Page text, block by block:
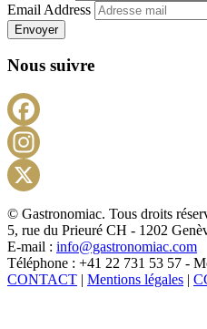
Email Address
Envoyer
Nous suivre
© Gastronomiac. Tous droits
5, rue du Prieuré CH - 1202
E-mail : info@gastronomiac.com
Téléphone : +41 22 731 53 57 -
CONTACT | Mentions légales |